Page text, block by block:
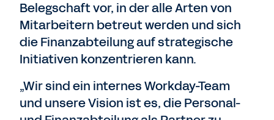
Belegschaft vor, in der alle Arten von
Mitarbeitern betreut werden und sich
die Finanzabteilung auf strategische
Initiativen konzentrieren kann.
„Wir sind ein internes Workday-Team
und unsere Vision ist es, die Personal-